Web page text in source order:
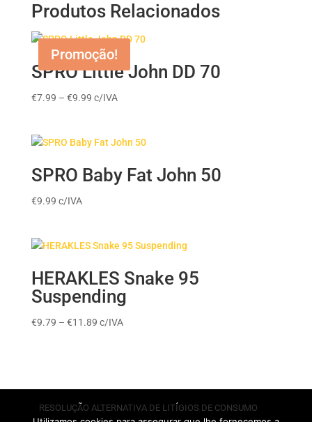
Produtos Relacionados
Promoção!
SPRO Little John DD 70
€7.99 – €9.99Price
through
c/IVA
SPRO Baby Fat John 50
€9.99 c/IVA
HERAKLES Snake 95
Suspending
€9.79 – €11.89Price
c/IVA
RESOLUÇÃO ALTERNATIVA DE LITÍGIOS DE CONSUMO